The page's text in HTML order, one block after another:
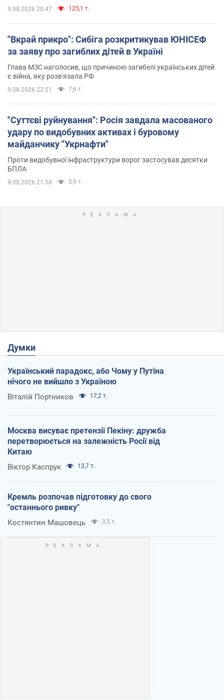
9.08.2026 20:47 125,1 т.
"Вкрай прикро": Сибіга розкритикував ЮНІСЕФ
за заяву про загиблих дітей в Україні
Глава МЗС наголосив, що причиною загибелі українських дітей
є війна, яку розв'язала РФ
9.08.2026 22:51 7,6 т.
"Суттєві руйнування": Росія завдала масованого
удару по видобувних активах і буровому
майданчику "Укрнафти"
Проти видобувної інфраструктури ворог застосував десятки
БПЛА
9.08.2026 21:58 5,9 т.
Думки
Український парадокс, або Чому у Путіна
нічого не вийшло з Україною
Віталій Портников 17,2 т.
Москва висуває претензії Пекіну: дружба
перетворюється на залежність Росії від
Китаю
Віктор Каспрук 13,7 т.
Кремль розпочав підготовку до свого
"останнього ривку"
Костянтин Машовець 3,5 т.